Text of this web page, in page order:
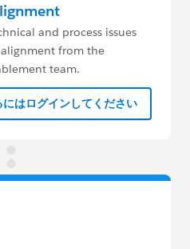
and process issues
from the
team.
にはログインしてください